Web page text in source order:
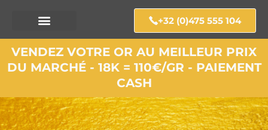
+32 (0)475 555 104
VENDEZ VOTRE OR AU MEILLEUR PRIX
DU MARCHÉ - 18K = 110€/GR - PAIEMENT
CASH